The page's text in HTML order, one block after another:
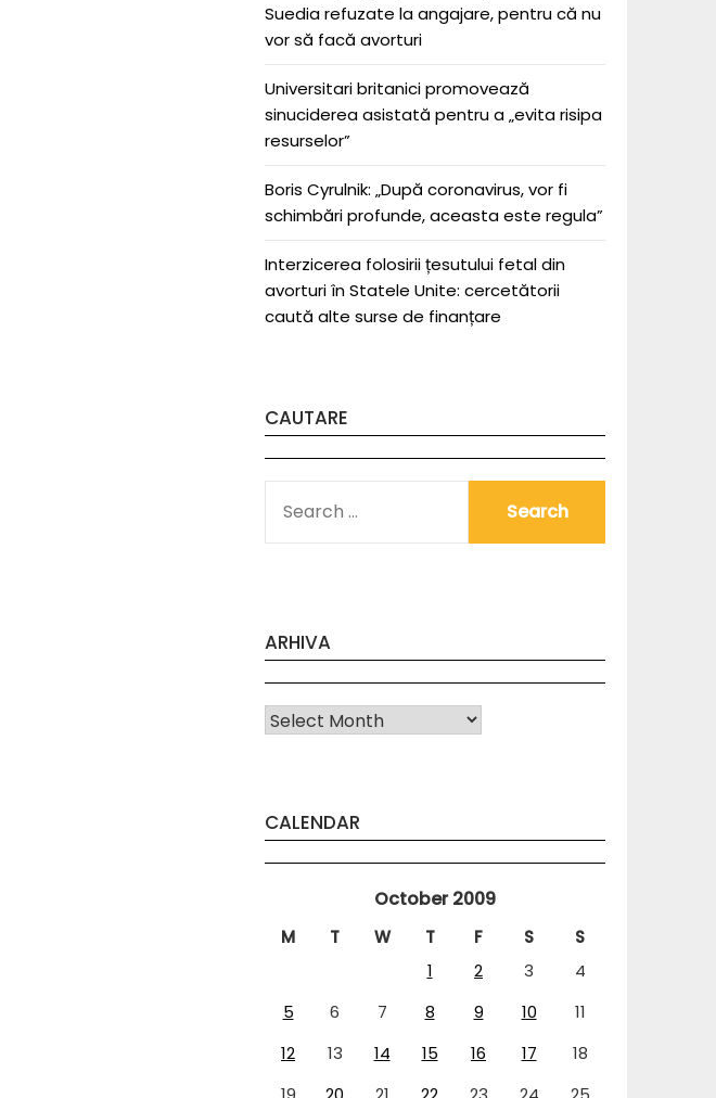
Suedia refuzate la angajare, pentru că nu
vor să facă avorturi
Universitari britanici promovează
sinuciderea asistată pentru a „evita risipa
resurselor”
Boris Cyrulnik: „După coronavirus, vor fi
schimbări profunde, aceasta este regula”
Interzicerea folosirii țesutului fetal din
avorturi în Statele Unite: cercetătorii
caută alte surse de finanțare
CAUTARE
FOR:
ARHIVA
Arhiva
CALENDAR
October 2009
M T W T F S
S
1
2 3
4
5
6 7 8 9 10
11
12
13 14 15 16 17
18